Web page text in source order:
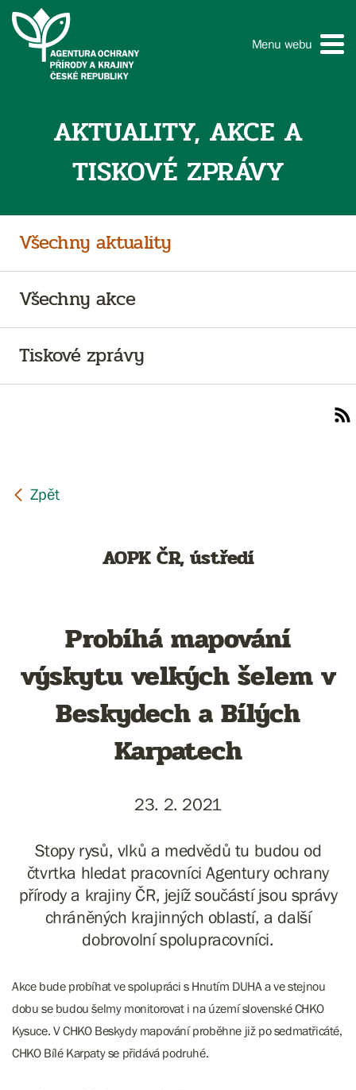
Menu webu
AKTUALITY, AKCE A
TISKOVÉ ZPRÁVY
Všechny aktuality
Všechny akce
Tiskové zprávy
AOPK ČR, ústředí
Probíhá mapování
výskytu velkých šelem v
Beskydech a Bílých
Karpatech
23. 2. 2021
Stopy rysů, vlků a medvědů tu budou od
čtvrtka hledat pracovníci Agentury ochrany
přírody a krajiny ČR, jejíž součástí jsou správy
chráněných krajinných oblastí, a další
dobrovolní spolupracovníci.
Akce bude probíhat ve spolupráci s Hnutím DUHA a ve stejnou
dobu se budou šelmy monitorovat i na území slovenské CHKO
Kysuce. V CHKO Beskydy mapování proběhne již po sedmatřicáté,
CHKO Bílé Karpaty se přidává podruhé.